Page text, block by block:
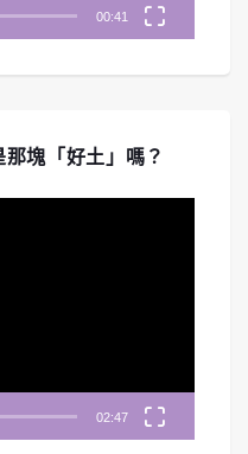
00:41
塊「好土」嗎？
02:47